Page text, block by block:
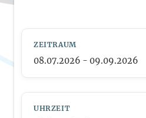
ZEITRAUM
08.07.2026 - 09.09.2026
UHRZEIT